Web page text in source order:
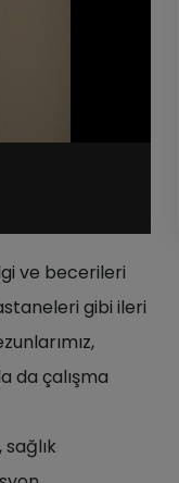
ve becerileri
gibi ileri
da çalışma